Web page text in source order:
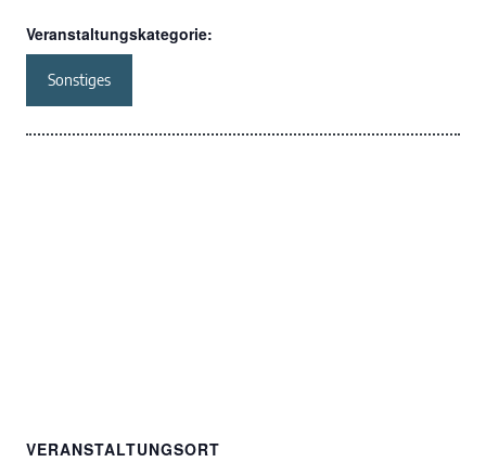
Veranstaltungskategorie:
Sonstiges
VERANSTALTUNGSORT